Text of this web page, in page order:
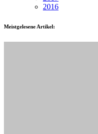
2016
Meistgelesene Artikel: